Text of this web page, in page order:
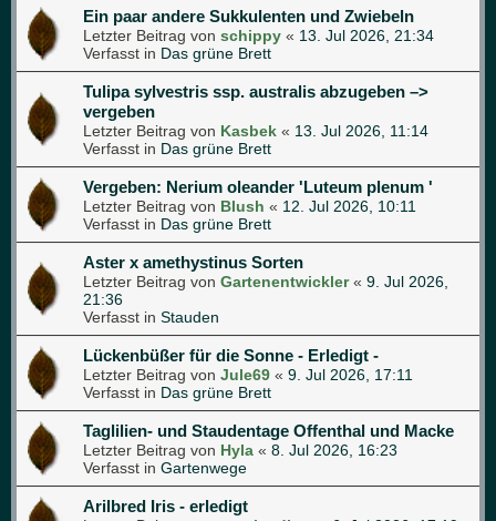
Ein paar andere Sukkulenten und Zwiebeln
Letzter Beitrag von schippy « 13. Jul 2026, 21:34
Verfasst in Das grüne Brett
Tulipa sylvestris ssp. australis abzugeben –>
vergeben
Letzter Beitrag von Kasbek « 13. Jul 2026, 11:14
Verfasst in Das grüne Brett
Vergeben: Nerium oleander 'Luteum plenum '
Letzter Beitrag von Blush « 12. Jul 2026, 10:11
Verfasst in Das grüne Brett
Aster x amethystinus Sorten
Letzter Beitrag von Gartenentwickler« 9. Jul 2026,
21:36
Verfasst in Stauden
Lückenbüßer für die Sonne - Erledigt -
Letzter Beitrag von Jule69 « 9. Jul 2026, 17:11
Verfasst in Das grüne Brett
Taglilien- und Staudentage Offenthal und Macke
Letzter Beitrag von Hyla « 8. Jul 2026, 16:23
Verfasst in Gartenwege
Arilbred Iris - erledigt